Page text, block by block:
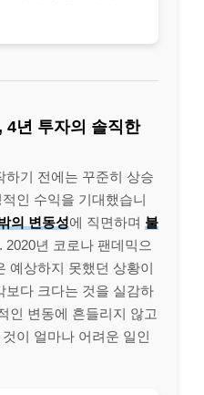
4년 투자의 솔직한
하기 전에는 꾸준히 상승
인 수익을 기대했습니
의 변동성에 직면하며 불
년 코로나 팬데믹으
예상하지 못했던 상황이
보다 크다는 것을 실감하
인 변동에 흔들리지 않고
이 얼마나 어려운 일인